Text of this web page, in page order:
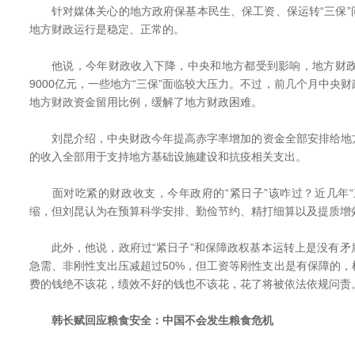
针对媒体关心的地方政府保基本民生、保工资、保运转“三保”
地方财政运行是稳定、正常的。
他说，今年财政收入下降，中央和地方都受到影响，地方财
9000亿元，一些地方“三保”面临较大压力。不过，前几个月中央
地方财政资金留用比例，缓解了地方财政困难。
刘昆介绍，中央财政今年提高赤字率增加的资金全部安排给地
的收入全部用于支持地方基础设施建设和抗疫相关支出。
面对吃紧的财政收支，今年政府的“紧日子”该咋过？近几年“
缩，但刘昆认为在预算科学安排、勤俭节约、精打细算以及提质增
此外，他说，政府过“紧日子”和保障政权基本运转上是没有矛
急需、非刚性支出压减超过50%，但工资等刚性支出是有保障的
费的钱绝不该花，绩效不好的钱也不该花，花了将被依法依规问责
韩长赋回应粮食安全：中国不会发生粮食危机